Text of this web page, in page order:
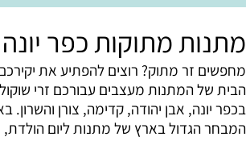
מתנות מתוקות כפר יונה
מחפשים זר מתוק? רוצים להפתיע את
הבית של המתנות מעצבים עבורכם זרי
בכפר יונה, אבן יהודה, קדימה, צורן והשרון.
המבחר הגדול בארץ של מתנות ליום הולדת,